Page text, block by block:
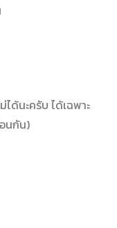
ด้นะครับ ได้เฉพาะ
นกัน)